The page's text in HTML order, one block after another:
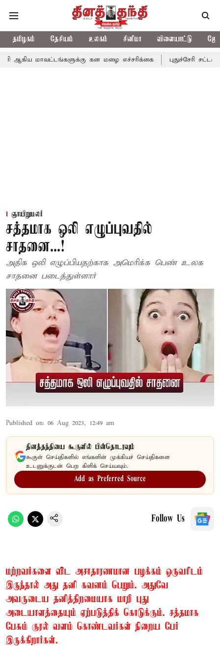
தமிழகம் தேசியம் உலகம் சினிமா விளையாட்டு
கன மழை எச்சரிக்கை புதுச்சேரி சட்டசபையில்
ஞாயிறுமலர்
சத்தமாக ஒலி எழுப்புவதில்
சாதனை...!
அதிக ஒலி எழுப்பியதற்காக அமெரிக்க பெண் உலக
சாதனை படைத்துள்ளார்
Published on: 06 Aug 2023, 12:49 am
தினத்தந்தியை கூகுளில் பின்தொடரவும்
கூகுள் செய்திகளில் எங்களின் முக்கியச் செய்திகளை
உடனுக்குடன் பெற கிளிக் செய்யவும்.
Add as Preferred Source
Follow Us
மற்றவர்களை விட அசாதாரணமான பழக்கம் ஒருவரிடம்
இருந்தால் அது தனி கவனம் பெறும். அதுவே
அவருடைய தனித்திறமையாக மாறி புது
அடையாளத்தையும் ஏற்படுத்திக் கொடுக்கும். சத்தமாக
பேசும் குரல் வளம் கொண்டவர்கள் நிறைய பேர்
இருக்கிறார்கள்.